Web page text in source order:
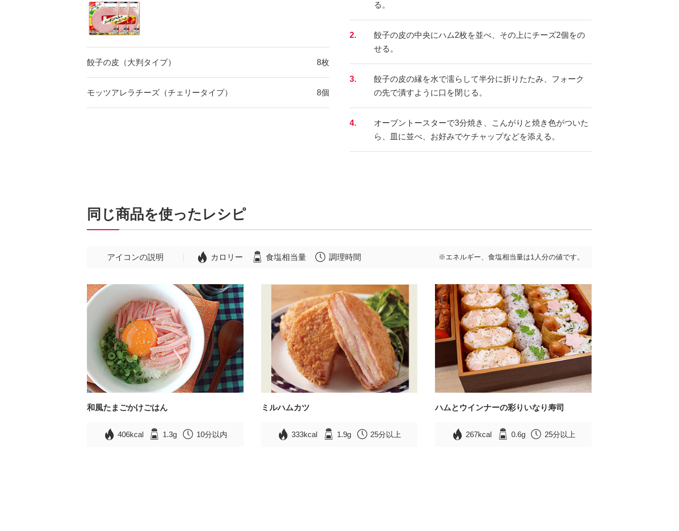
餃子の皮（大判タイプ） 8枚
モッツアレラチーズ（チェリータイプ） 8個
る。
2.
餃子の皮の中央にハム2枚を並べ、その上にチーズ2個をの
せる。
3.
餃子の皮の縁を水で濡らして半分に折りたたみ、フォーク
の先で潰すように口を閉じる。
4.
オーブントースターで3分焼き、こんがりと焼き色がついた
ら、皿に並べ、お好みでケチャップなどを添える。
同じ商品を使ったレシピ
アイコンの説明 カロリー 食塩相当量 調理時間 ※エネルギー、食塩相当量は1人分の値です。
和風たまごかけごはん
406kcal 1.3g 10分以内
ミルハムカツ
333kcal 1.9g 25分以上
ハムとウインナーの彩りいなり寿司
267kcal 0.6g 25分以上